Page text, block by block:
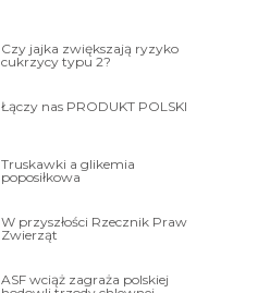
Czy jajka zwiększają ryzyko
cukrzycy typu 2?
Łączy nas PRODUKT POLSKI
Truskawki a glikemia
poposiłkowa
W przyszłości Rzecznik Praw
Zwierząt
ASF wciąż zagraża polskiej